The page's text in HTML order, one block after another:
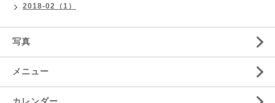
2018-02（1）
写真
メニュー
カレンダー